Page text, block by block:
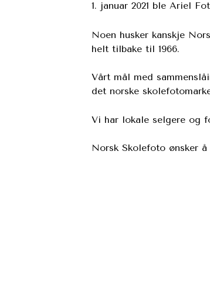
1. januar 2021 ble Ariel
Noen husker kanskje
helt tilbake til 1966.
Vårt mål med
det norske
Vi har lokale selgere og
Norsk Skolefoto ønsker